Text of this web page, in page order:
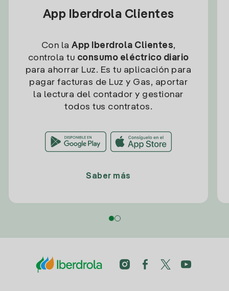
App Iberdrola Clientes
Con la App Iberdrola Clientes,
controla tu consumo eléctrico diario
para ahorrar Luz. Es tu aplicación para
pagar facturas de Luz y Gas, aportar
la lectura del contador y gestionar
todos tus contratos.
Saber más